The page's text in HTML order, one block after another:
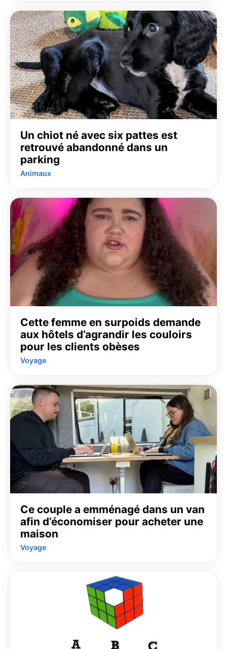
Un chiot né avec six pattes est
retrouvé abandonné dans un
parking
Animaux
Cette femme en surpoids demande
aux hôtels d’agrandir les couloirs
pour les clients obèses
Voyage
Ce couple a emménagé dans un van
afin d’économiser pour acheter une
maison
Voyage